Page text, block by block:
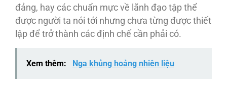
đảng, hay các chuẩn mực về lãnh đạo tập thể
được người ta nói tới nhưng chưa từng được thiết
lập để trở thành các định chế cần phải có.
Xem thêm: Nga khủng hoảng nhiên liệu